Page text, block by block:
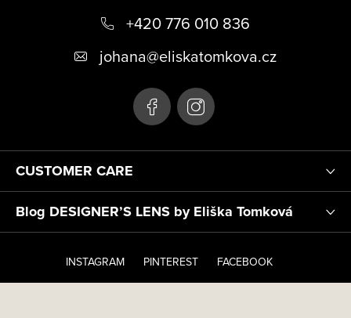
CUSTOMER CARE
Blog DESIGNER’S LENS by Eliška Tomková
+420 776 010 836
johana@eliskatomkova.cz
INSTAGRAM PINTEREST FACEBOOK